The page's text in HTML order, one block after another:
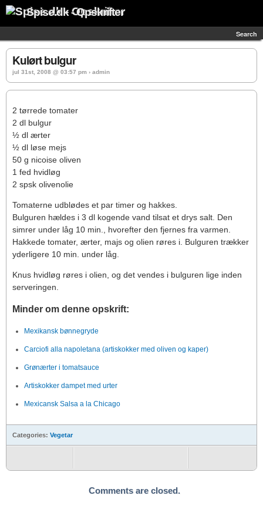
Spise.dk - Opskrifter
Search
Kulørt bulgur
jul 31st, 2008 @ 03:57 pm › admin
2 tørrede tomater
2 dl bulgur
½ dl ærter
½ dl løse mejs
50 g nicoise oliven
1 fed hvidløg
2 spsk olivenolie
Tomaterne udblødes et par timer og hakkes.
Bulguren hældes i 3 dl kogende vand tilsat et drys salt. Den
simrer under låg 10 min., hvorefter den fjernes fra varmen.
Hakkede tomater, ærter, majs og olien røres i. Bulguren trækker
yderligere 10 min. under låg.
Knus hvidløg røres i olien, og det vendes i bulguren lige inden
serveringen.
Minder om denne opskrift:
Mexikansk bønnegryde
Carciofi alla napoletana (artiskokker med oliven og kaper)
Grønærter i tomatsauce
Artiskokker dampet med urter
Mexicansk Salsa a la Chicago
Categories: Vegetar
Comments are closed.